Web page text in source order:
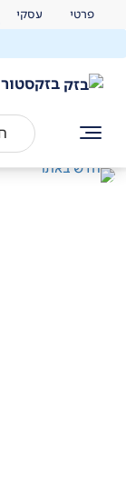
פרטי עסקי
בזקסטור